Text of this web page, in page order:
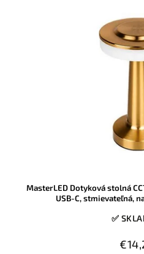
MasterLED Dotyková stolná
USB-C, stmievateľná,
✅